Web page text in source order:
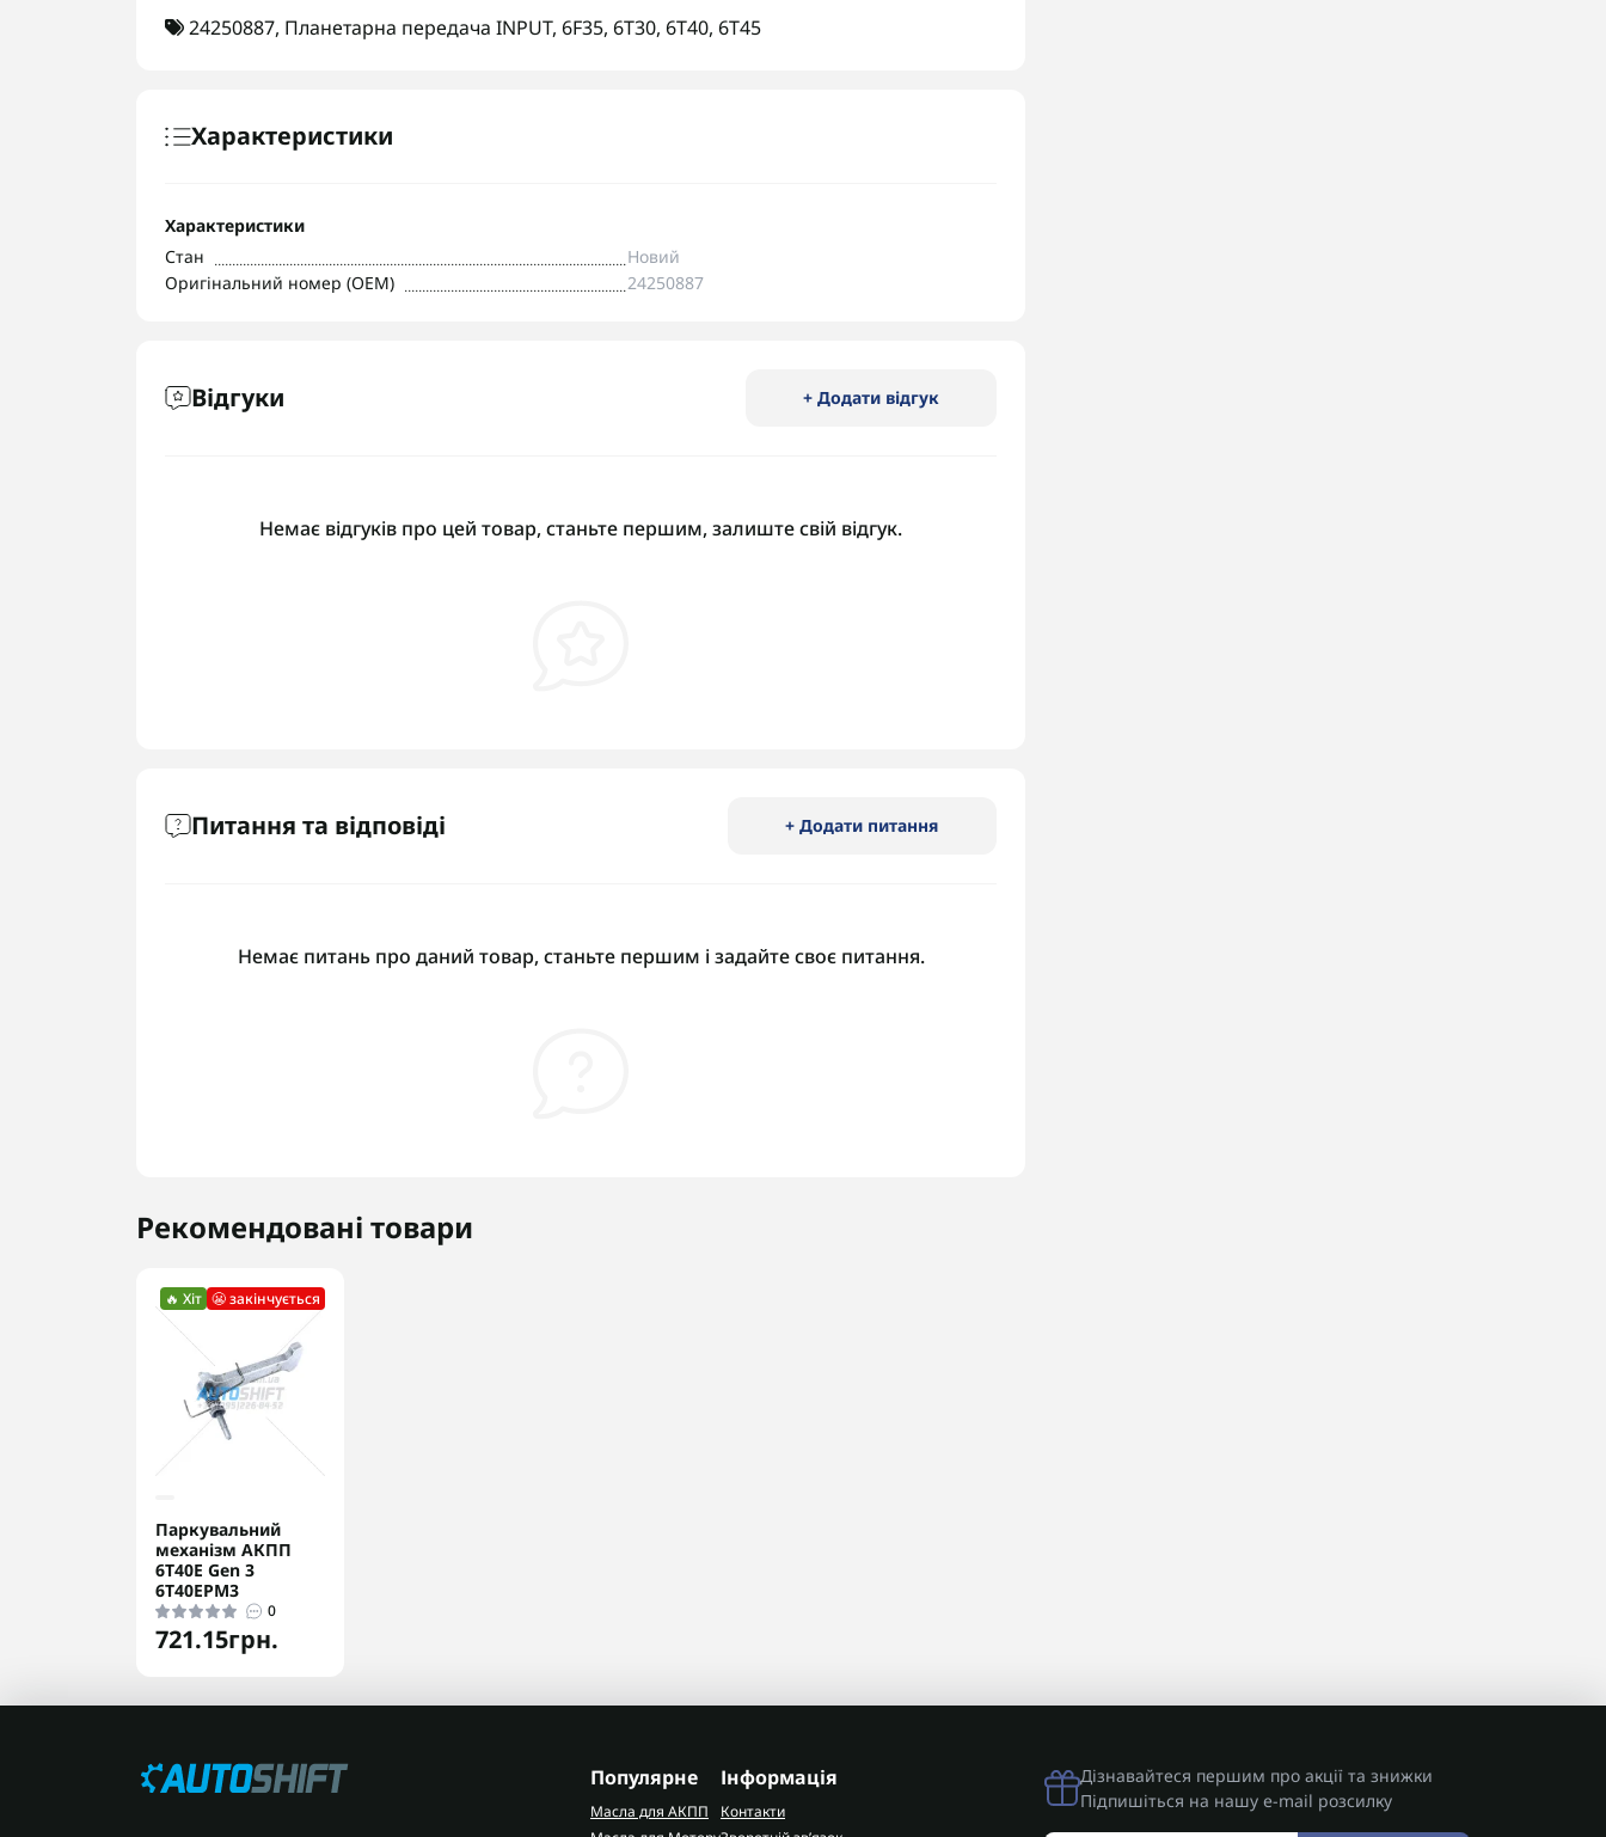
24250887, Планетарна передача INPUT, 6F35, 6T30, 6T40, 6T45
Характеристики
Характеристики
Стан
Новий
Оригінальний номер (OEM)
24250887
Відгуки + Додати відгук
Немає відгуків про цей товар, станьте першим, залиште свій відгук.
Питання та відповіді + Додати питання
Немає питань про даний товар, станьте першим і задайте своє питання.
Рекомендовані товари
🔥 Хіт 😬 закінчується
Паркувальний
механізм АКПП
6T40E Gen 3
6T40EPM3
0
721.15грн.
Популярне
Масла для АКПП
Інформація
Контакти
Дізнавайтеся першим про акції та знижки
Підпишіться на нашу e-mail розсилку